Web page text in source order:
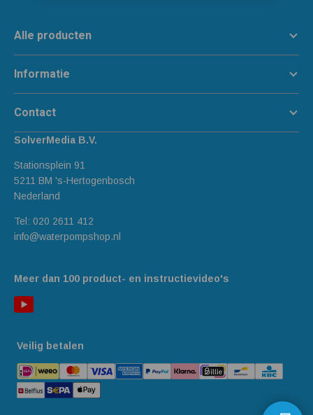
Meer dan 100 product- en instructievideo's
Alle producten
Informatie
Contact
SolverMedia B.V.
Stationsplein 91
5211 BM 's-Hertogenbosch
Nederland
Tel: 020 2611 412
info@waterpompshop.nl
Veilig betalen